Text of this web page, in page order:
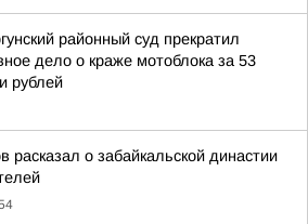
районный суд прекратил
дело о краже мотоблока за 53
рублей
расказал о забайкальской династии